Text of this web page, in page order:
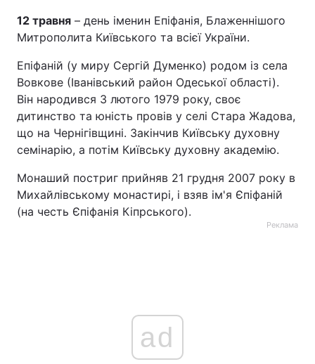
12 травня – день іменин Епіфанія, Блаженнішого
Митрополита Київського та всієї України.
Епіфаній (у миру Сергій Думенко) родом із села
Вовкове (Іванівський район Одеської області).
Він народився 3 лютого 1979 року, своє
дитинство та юність провів у селі Стара Жадова,
що на Чернігівщині. Закінчив Київську духовну
семінарію, а потім Київську духовну академію.
Монаший постриг прийняв 21 грудня 2007 року в
Михайлівському монастирі, і взяв ім'я Єпіфаній
(на честь Єпіфанія Кіпрського).
Реклама
ad